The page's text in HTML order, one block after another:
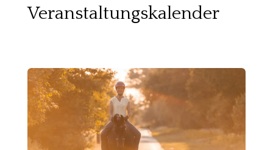
Veranstaltungskalender